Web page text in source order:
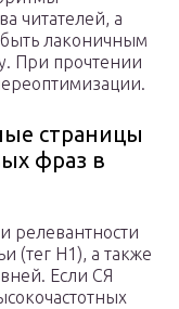
читателей, а
лаконичным
При прочтении
страницы
фраз в
релевантности
(тег H1), а также
Если СЯ